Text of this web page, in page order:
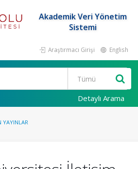
Akademik Veri Yönetim
Sistemi
Araştırmacı Girişi English
Detaylı Arama
YAYINLAR